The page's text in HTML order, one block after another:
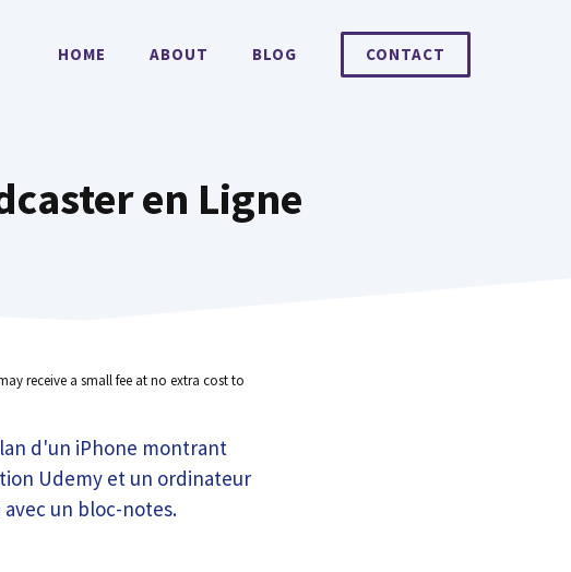
HOME ABOUT BLOG CONTACT
en Ligne
receive a small fee at no extra cost to